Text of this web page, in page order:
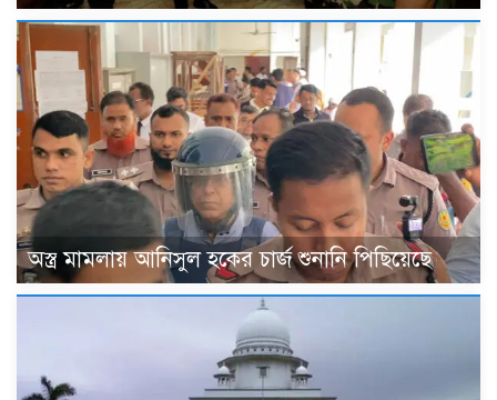
অস্ত্র মামলায় আনিসুল হকের চার্জ শুনানি পিছিয়েছে